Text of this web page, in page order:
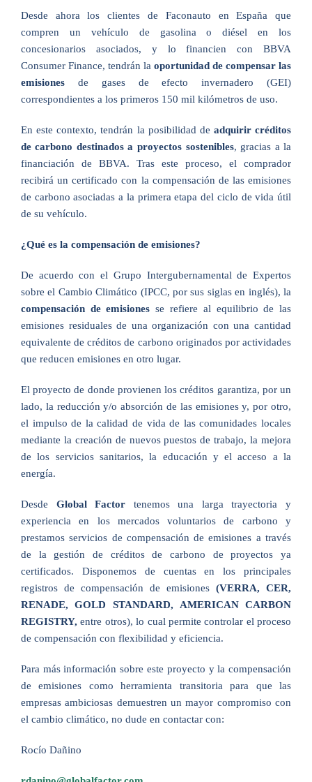
Desde ahora los clientes de Faconauto en España que
compren un vehículo de gasolina o diésel en los
concesionarios asociados, y lo financien con BBVA
Consumer Finance, tendrán laoportunidad de compensar las
emisionesde gases de efecto invernadero (GEI)
correspondientes a los primeros 150 mil kilómetros de uso.
En este contexto, tendrán la posibilidad de adquirir créditos
de carbono destinados a proyectos sostenibles, gracias a la
financiación de BBVA. Tras este proceso, el comprador
recibirá un certificado con la compensación de las emisiones
de carbono asociadas a la primera etapa del ciclo de vida útil
de su vehículo.
¿Qué es la compensación de emisiones?
De acuerdo con el Grupo Intergubernamental de Expertos
sobre el Cambio Climático (IPCC, por sus siglas en inglés), la
compensación de emisiones se refiere al equilibrio de las
emisiones residuales de una organización con una cantidad
equivalente de créditos de carbono originados por actividades
que reducen emisiones en otro lugar.
El proyecto de donde provienen los créditos garantiza, por un
lado, la reducción y/o absorción de las emisiones y, por otro,
el impulso de la calidad de vida de las comunidades locales
mediante la creación de nuevos puestos de trabajo, la mejora
de los servicios sanitarios, la educación y el acceso a la
energía.
Desde Global Factor tenemos una larga trayectoria y
experiencia en los mercados voluntarios de carbono y
prestamos servicios de compensación de emisiones a través
de la gestión de créditos de carbono de proyectos ya
certificados. Disponemos de cuentas en los principales
registros de compensación de emisiones(VERRA, CER,
RENADE, GOLD STANDARD, AMERICAN CARBON
REGISTRY,entre otros), lo cual permite controlar el proceso
de compensación con flexibilidad y eficiencia.
Para más información sobre este proyecto y la compensación
de emisiones como herramienta transitoria para que las
empresas ambiciosas demuestren un mayor compromiso con
el cambio climático, no dude en contactar con:
Rocío Dañino